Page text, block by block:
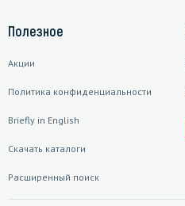
Полезное
Акции
Политика конфиденциальности
Briefly in English
Скачать каталоги
Расширенный поиск